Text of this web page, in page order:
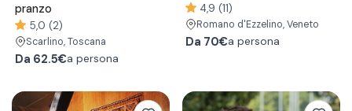
pranzo
5,0 (2)
Scarlino, Toscana
Da 62.5€a persona
4,9 (11)
Romano d'Ezzelino, Veneto
Da 70€a persona